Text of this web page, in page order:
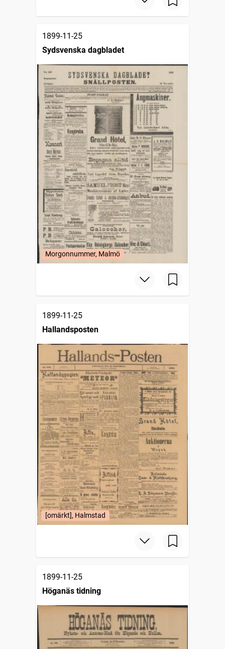
1899-11-25
Sydsvenska dagbladet
Morgonnummer, Malmö
1899-11-25
Hallandsposten
[omärkt], Halmstad
1899-11-25
Höganäs tidning